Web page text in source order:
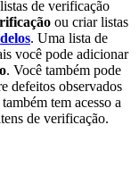
de verificação
ou criar listas
. Uma lista de
você pode adicionar
. Você também pode
defeitos observados
tem acesso a
de verificação.